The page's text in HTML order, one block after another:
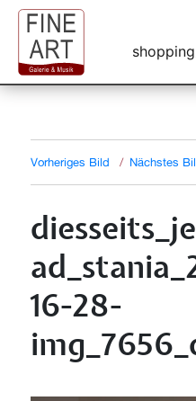
Vorheriges Bild Nächstes
16-28-